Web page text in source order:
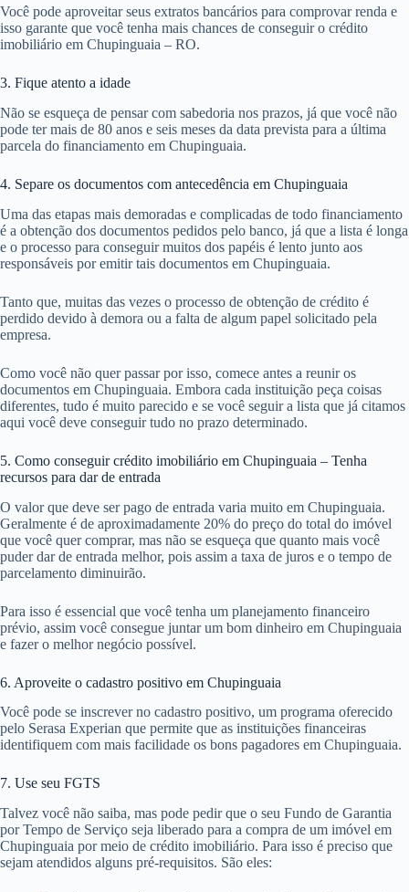
Você pode aproveitar seus extratos bancários para comprovar renda e
isso garante que você tenha mais chances de conseguir o crédito
imobiliário em Chupinguaia – RO.
3. Fique atento a idade
Não se esqueça de pensar com sabedoria nos prazos, já que você não
pode ter mais de 80 anos e seis meses da data prevista para a última
parcela do financiamento em Chupinguaia.
4. Separe os documentos com antecedência em Chupinguaia
Uma das etapas mais demoradas e complicadas de todo financiamento
é a obtenção dos documentos pedidos pelo banco, já que a lista é longa
e o processo para conseguir muitos dos papéis é lento junto aos
responsáveis por emitir tais documentos em Chupinguaia.
Tanto que, muitas das vezes o processo de obtenção de crédito é
perdido devido à demora ou a falta de algum papel solicitado pela
empresa.
Como você não quer passar por isso, comece antes a reunir os
documentos em Chupinguaia. Embora cada instituição peça coisas
diferentes, tudo é muito parecido e se você seguir a lista que já citamos
aqui você deve conseguir tudo no prazo determinado.
5. Como conseguir crédito imobiliário em Chupinguaia – Tenha
recursos para dar de entrada
O valor que deve ser pago de entrada varia muito em Chupinguaia.
Geralmente é de aproximadamente 20% do preço do total do imóvel
que você quer comprar, mas não se esqueça que quanto mais você
puder dar de entrada melhor, pois assim a taxa de juros e o tempo de
parcelamento diminuirão.
Para isso é essencial que você tenha um planejamento financeiro
prévio, assim você consegue juntar um bom dinheiro em Chupinguaia
e fazer o melhor negócio possível.
6. Aproveite o cadastro positivo em Chupinguaia
Você pode se inscrever no cadastro positivo, um programa oferecido
pelo Serasa Experian que permite que as instituições financeiras
identifiquem com mais facilidade os bons pagadores em Chupinguaia.
7. Use seu FGTS
Talvez você não saiba, mas pode pedir que o seu Fundo de Garantia
por Tempo de Serviço seja liberado para a compra de um imóvel em
Chupinguaia por meio de crédito imobiliário. Para isso é preciso que
sejam atendidos alguns pré-requisitos. São eles: